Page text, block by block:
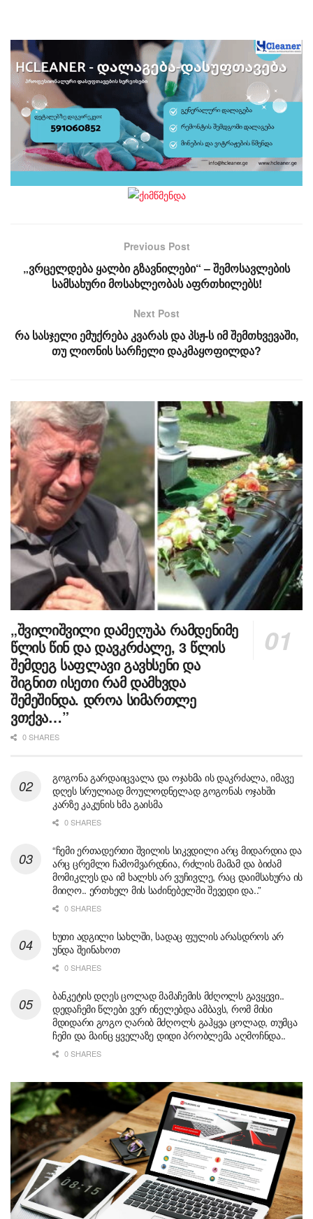
Previous Post
„ვრცელდება ყალბი გზავნილები“ – შემოსავლების
სამსახური მოსახლეობას აფრთხილებს!
Next Post
რა სასჯელი ემუქრება კვარას და პსჟ-ს იმ შემთხვევაში,
თუ ლიონის სარჩელი დაკმაყოფილდა?
„შვილიშვილი დამეღუპა რამდენიმე
წლის წინ და დავკრძალე, 3 წლის
შემდეგ საფლავი გავხსენი და
შიგნით ისეთი რამ დამხვდა
შემეშინდა. დროა სიმართლე
ვთქვა…”
0 SHARES
გოგონა გარდაიცვალა და ოჯახმა ის დაკრძალა, იმავე
დღეს სრულიად მოულოდნელად გოგონას ოჯახში
კარზე კაკუნის ხმა გაისმა
0 SHARES
“ჩემი ერთადერთი შვილის სიკვდილი არც მიდარდია და
არც ცრემლი ჩამომვარდნია, რძლის მამამ და ბიძამ
მომიკლეს და იმ ხალხს არ ვუჩივლე, რაც დაიმსახურა ის
მიიღო.. ერთხელ მის საძინებელში შევედი და..”
0 SHARES
ხუთი ადგილი სახლში, სადაც ფულის არასდროს არ
უნდა შეინახოთ
0 SHARES
ბანკეტის დღეს ცოლად მამაჩემის მძღოლს გავყევი..
დედაჩემი წლები ვერ ინელებდა ამბავს, რომ მისი
მდიდარი გოგო ღარიბ მძღოლს გაჰყვა ცოლად, თუმცა
ჩემი და მაინც ყველაზე დიდი პრობლემა აღმოჩნდა..
0 SHARES